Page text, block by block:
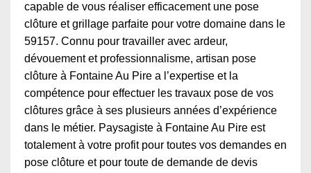
capable de vous réaliser efficacement une pose
clôture et grillage parfaite pour votre domaine dans le
59157. Connu pour travailler avec ardeur,
dévouement et professionnalisme, artisan pose
clôture à Fontaine Au Pire a l’expertise et la
compétence pour effectuer les travaux pose de vos
clôtures grâce à ses plusieurs années d’expérience
dans le métier. Paysagiste à Fontaine Au Pire est
totalement à votre profit pour toutes vos demandes en
pose clôture et pour toute de demande de devis